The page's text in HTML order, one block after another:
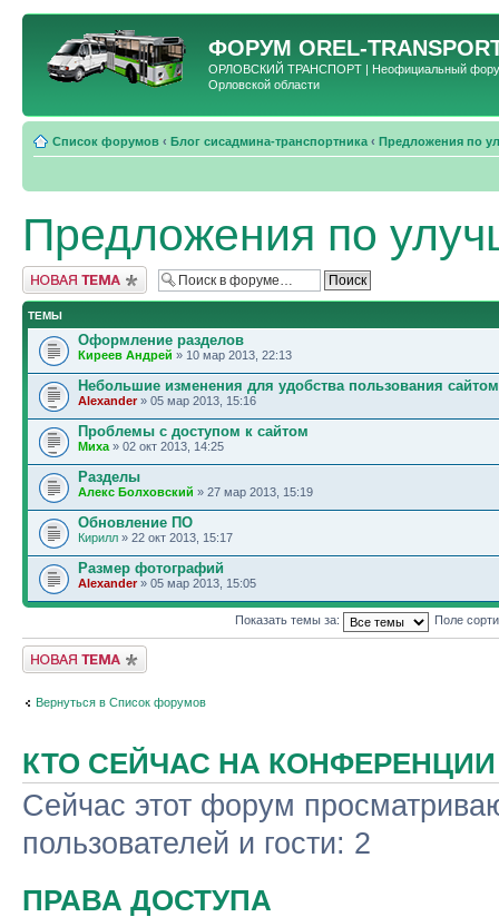
ФОРУМ OREL-
ОРЛОВСКИЙ ТРАНСПОРТ | Неофициальный форум
Орловской области
Список форумов ‹ Блог сисадмина-транспортника ‹ Предложения по
Предложения по
Новая тема
ТЕМЫ
Оформление разделов
Киреев Андрей » 10 мар 2013, 22:13
Небольшие изменения для удобства пользования сайтом
Alexander» 05 мар 2013, 15:16
Проблемы с доступом к сайтом
Миха » 02 окт 2013, 14:25
Разделы
Алекс Болховский » 27 мар 2013, 15:19
Обновление ПО
Кирилл » 22 окт 2013, 15:17
Размер фотографий
Alexander» 05 мар 2013, 15:05
Показать темы за: Поле
Новая тема
Вернуться в Список форумов
КТО СЕЙЧАС НА КОНФЕРЕНЦИИ
Сейчас этот форум
пользователей и гости: 2
ПРАВА ДОСТУПА